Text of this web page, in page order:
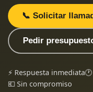
📞 Solicitar
Pedir
⚡ Respuesta inmediata
💶 Sin compromiso